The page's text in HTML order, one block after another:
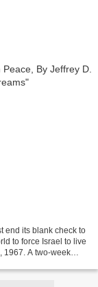
end its blank check to
to force Israel to live
1967. A two-week